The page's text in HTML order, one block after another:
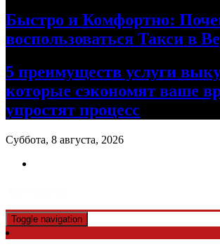
Быстро и Комфортно:
воспользоваться Такси в
5 преимуществ услуги
которые сэкономят ваше
упростят процесс
Суббота, 8 августа, 2026
Toggle navigation